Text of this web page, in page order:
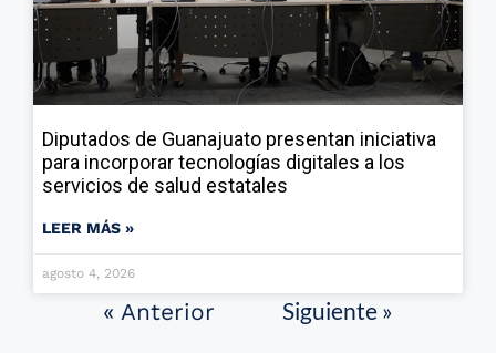
Diputados de Guanajuato presentan iniciativa
para incorporar tecnologías digitales a los
servicios de salud estatales
LEER MÁS »
agosto 4, 2026
« Anterior Siguiente »